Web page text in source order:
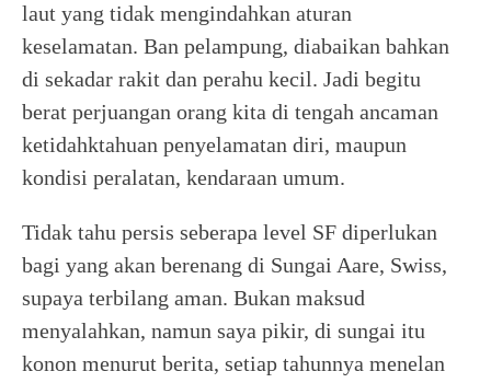
laut yang tidak mengindahkan aturan
keselamatan. Ban pelampung, diabaikan bahkan
di sekadar rakit dan perahu kecil. Jadi begitu
berat perjuangan orang kita di tengah ancaman
ketidahktahuan penyelamatan diri, maupun
kondisi peralatan, kendaraan umum.
Tidak tahu persis seberapa level SF diperlukan
bagi yang akan berenang di Sungai Aare, Swiss,
supaya terbilang aman. Bukan maksud
menyalahkan, namun saya pikir, di sungai itu
konon menurut berita, setiap tahunnya menelan